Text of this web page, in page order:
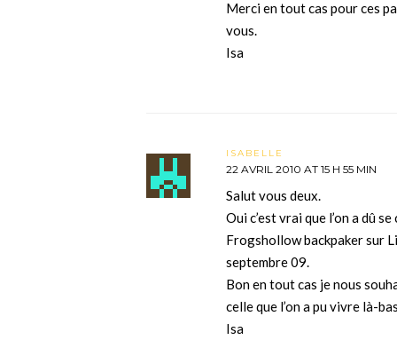
Merci en tout cas pour ces
vous.
Isa
ISABELLE
22 AVRIL 2010 AT 15 H 55 MIN
Salut vous deux.
Oui c’est vrai que l’on a dû
Frogshollow backpaker sur
septembre 09.
Bon en tout cas je nous
celle que l’on a pu vivre là-
Isa